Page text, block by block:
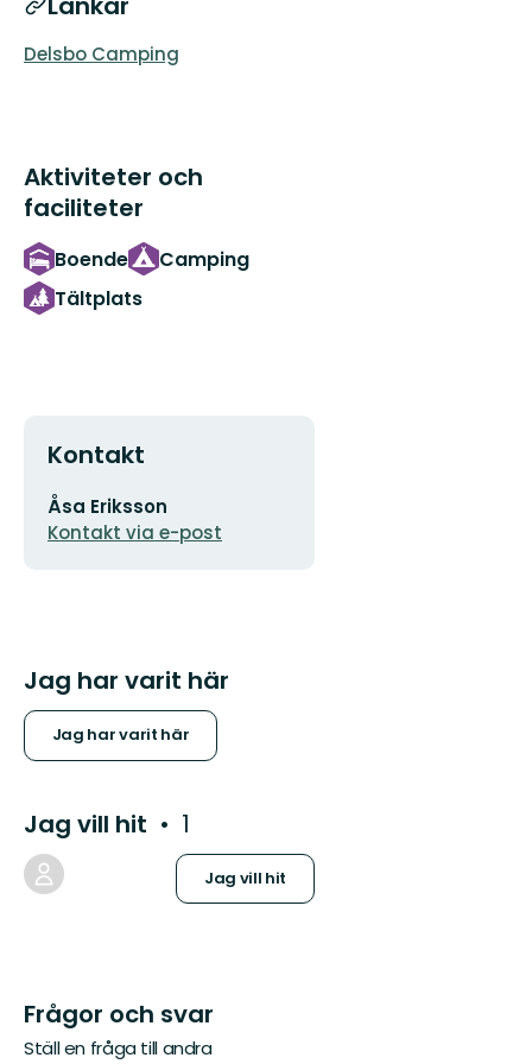
Delsbo Camping
Aktiviteter och
faciliteter
Boende
Camping
Tältplats
Kontakt
E-
postadress
Åsa Eriksson
Kontakt via e-post
Jag har varit här
Jag har varit här
Jag vill hit 1
Jag vill hit
Frågor och svar
Ställ en fråga till andra